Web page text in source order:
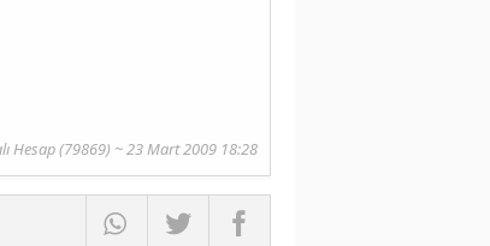
Hesap (79869) ~ 23 Mart 2009 18:28